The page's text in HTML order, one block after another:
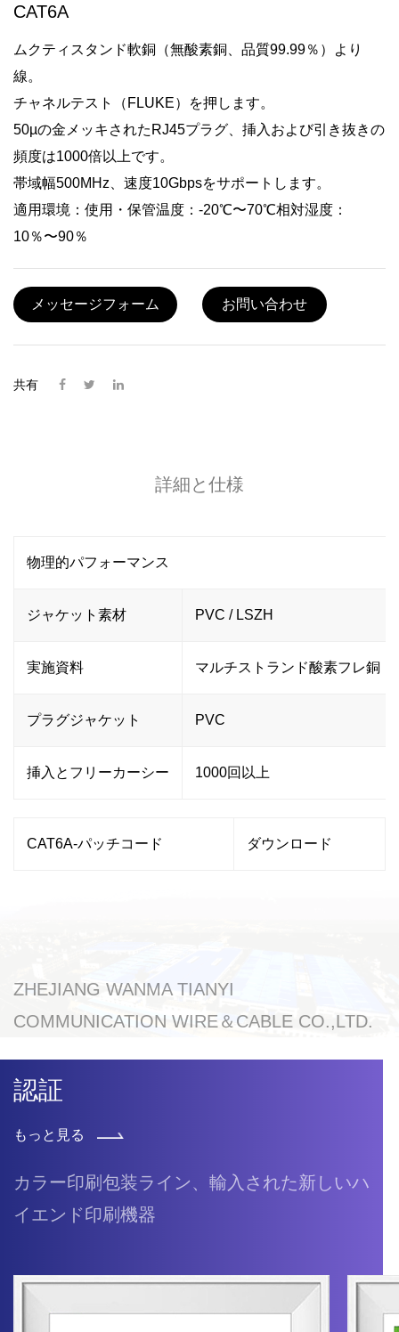
CAT6A
ムクティスタンド軟銅（無酸素銅、品質99.99％）より
線。
チャネルテスト（FLUKE）を押します。
50µの金メッキされたRJ45プラグ、挿入および引き抜きの
頻度は1000倍以上です。
帯域幅500MHz、速度10Gbpsをサポートします。
適用環境：使用・保管温度：-20℃〜70℃相対湿度：
10％〜90％
メッセージフォーム お問い合わせ
共有
詳細と仕様
物理的パフォーマンス
ジャケット素材 PVC / LSZH
実施資料 マルチストランド酸素フレ銅
プラグジャケット PVC
挿入とフリーカーシー 1000回以上
CAT6A-パッチコード ダウンロード
ZHEJIANG WANMA TIANYI
COMMUNICATION WIRE＆CABLE CO.,LTD.
認証
もっと見る
カラー印刷包装ライン、輸入された新しいハ
イエンド印刷機器